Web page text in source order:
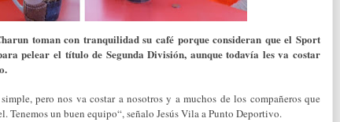
toman con tranquilidad su café porque consideran que el Sport
pelear el título de Segunda División, aunque todavía les va costar
pero nos va costar a nosotros y a muchos de los compañeros que
Tenemos un buen equipo“, señalo Jesús Vila a Punto Deportivo.